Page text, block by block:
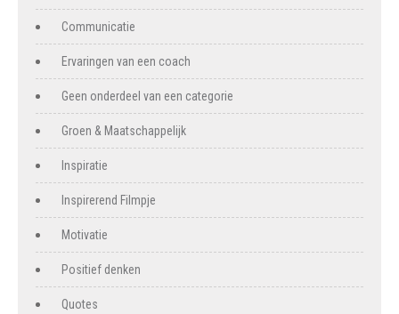
Communicatie
Ervaringen van een coach
Geen onderdeel van een categorie
Groen & Maatschappelijk
Inspiratie
Inspirerend Filmpje
Motivatie
Positief denken
Quotes